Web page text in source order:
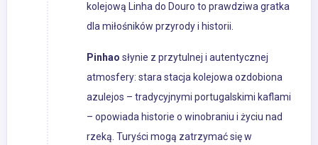
kolejową Linha do Douro to prawdziwa gratka
dla miłośników przyrody i historii.
Pinhao słynie z przytulnej i autentycznej
atmosfery: stara stacja kolejowa ozdobiona
azulejos – tradycyjnymi portugalskimi kaflami
– opowiada historie o winobraniu i życiu nad
rzeką. Turyści mogą zatrzymać się w